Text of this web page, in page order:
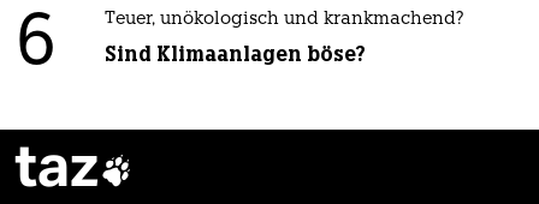
6 Teuer, unökologisch und krankmachend?
Sind Klimaanlagen böse?
taz